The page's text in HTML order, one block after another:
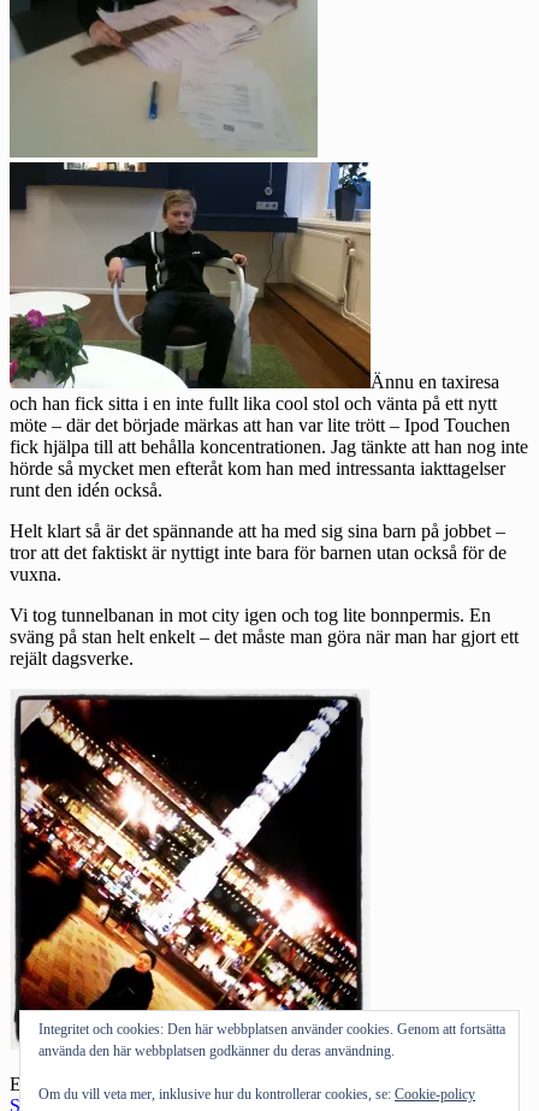
Ännu en taxiresa
och han fick sitta i en inte fullt lika cool stol och vänta på ett nytt
möte – där det började märkas att han var lite trött – Ipod Touchen
fick hjälpa till att behålla koncentrationen. Jag tänkte att han nog inte
hörde så mycket men efteråt kom han med intressanta iakttagelser
runt den idén också.
Helt klart så är det spännande att ha med sig sina barn på jobbet –
tror att det faktiskt är nyttigt inte bara för barnen utan också för de
vuxna.
Vi tog tunnelbanan in mot city igen och tog lite bonnpermis. En
sväng på stan helt enkelt – det måste man göra när man har gjort ett
rejält dagsverke.
Etiketter: lära sig av barn Microsoft praktikant
StockholmKategorier: Dagbok
Integritet och cookies: Den här webbplatsen använder cookies. Genom att fortsätta
använda den här webbplatsen godkänner du deras användning.
Om du vill veta mer, inklusive hur du kontrollerar cookies, se: Cookie-policy